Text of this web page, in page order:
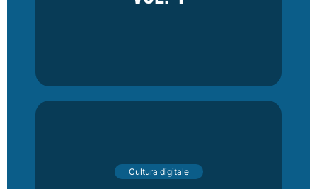
Cultura digitale